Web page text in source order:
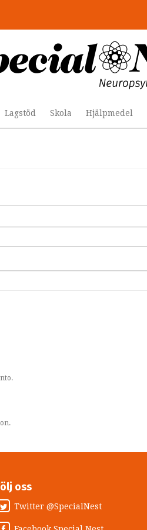
Lagstöd Skola Hjälpmedel
oss
Twitter @SpecialNest